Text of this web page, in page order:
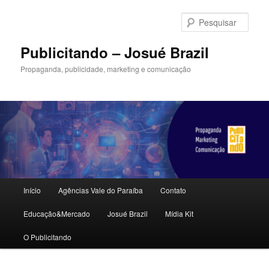
principalPublicitando – Josué Brazil
Propaganda, publicidade, marketing e comunicação
principal
Início Agências Vale do Paraíba Contato
Educação&Mercado Josué Brazil Mídia Kit
O Publicitando